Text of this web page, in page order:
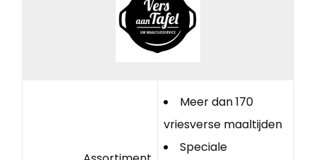
Meer dan 170
vriesverse maaltijden
Speciale